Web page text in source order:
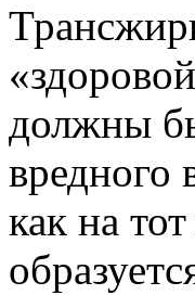
должны
вредного
как на